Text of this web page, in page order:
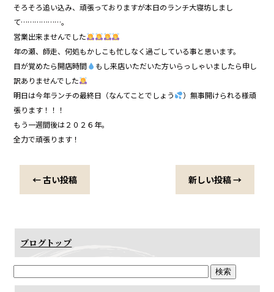
そろそろ追い込み、頑張っておりますが本日のランチ大寝坊しまし
て………………。
営業出来ませんでした
年の瀬、師走、何処もかしこも忙しなく過ごしている事と思います。
目が覚めたら開店時間
もし来店いただいた方いらっしゃいましたら申し
訳ありませんでした
明日は今年ランチの最終日（なんてことでしょう
）無事開けられる様頑
張ります！！！
もう一週間後は２０２６年。
全力で頑張ります！
←古い投稿 新しい投稿→
ブログトップ